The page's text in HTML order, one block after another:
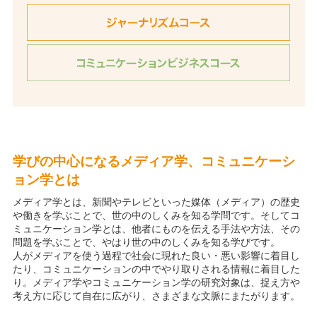
学びの中心になるメディア学、コミュニケーシ
ョン学とは
メディア学とは、新聞やテレビといった媒体（メディア）の歴史
や働きを学ぶことで、世の中のしくみを知る学問です。そしてコ
ミュニケーション学とは、他者にものを伝える手法や方法、その
問題を学ぶことで、やはり世の中のしくみを知る学びです。
人がメディアを使う過程で社会に現れた良い・悪い影響に着目し
たり、コミュニケーションの中でやり取りされる情報に着目した
り。メディア学やコミュニケーション学の研究対象は、捉え方や
考え方に応じて自在に広がり、さまざまな文脈にまたがります。